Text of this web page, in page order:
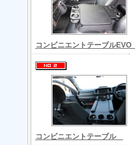
コンビニエントテーブルEVO
コンビニエントテーブル